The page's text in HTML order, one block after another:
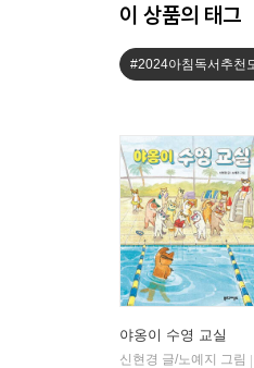
이 상품의 태그
#2024아침독서추천
야옹이 수영 교실
신현경 글/노예지 그림